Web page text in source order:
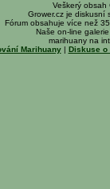
Veškerý obsah
Grower.cz je diskusní
Fórum obsahuje více než
Naše on-line
marihuany na
Marihuany| Diskuse o